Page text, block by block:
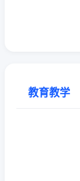
教育教学